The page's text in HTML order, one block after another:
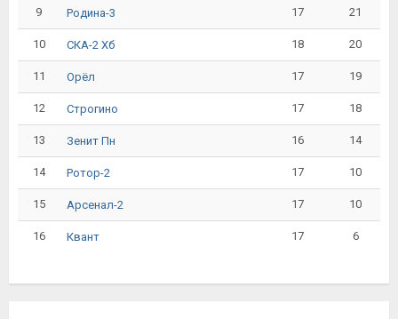
9 Родина-3 17 21
10 СКА-2 Хб 18 20
11 Орёл 17 19
12 Строгино 17 18
13 Зенит Пн 16 14
14 Ротор-2 17 10
15 Арсенал-2 17 10
16 Квант 17 6